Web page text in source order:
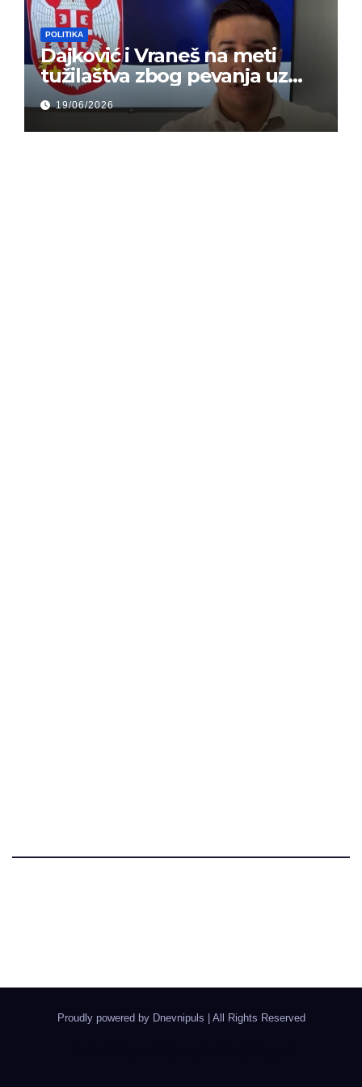
POLITIKA
Dajković i Vraneš na meti
tužilaštva zbog pevanja uz
gusle
19/06/2026
Proudly powered by Dnevnipuls All Rights Reserved